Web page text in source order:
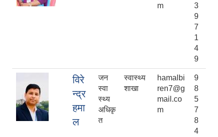
m
3
9
7
1
4
9
विरे
न्द्र
हमा
ल
जन
स्वा
स्थ्य
अधिकृ
त
स्वास्थ्य
शाखा
hamalbi
ren7@g
mail.co
m
9
8
5
7
8
4